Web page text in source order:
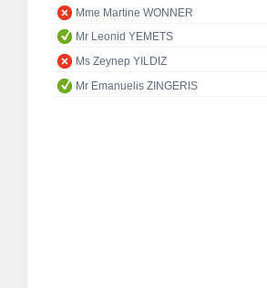
Mme Martine WONNER
Mr Leonid YEMETS
Ms Zeynep YILDIZ
Mr Emanuelis ZINGERIS